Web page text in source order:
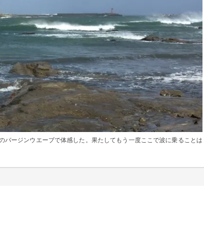
バージンウエーブで体感した。果たしてもう一度ここで波に乗ることは